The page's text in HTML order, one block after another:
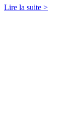
Lire la suite >